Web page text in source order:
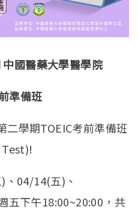
中國醫藥大學醫學院
準備班
二學期TOEIC考前準備班
04/14(五)、
五下午18:00~20:00，共